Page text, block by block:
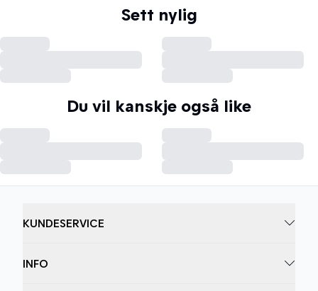
Sett nylig
Du vil kanskje også like
KUNDESERVICE
INFO